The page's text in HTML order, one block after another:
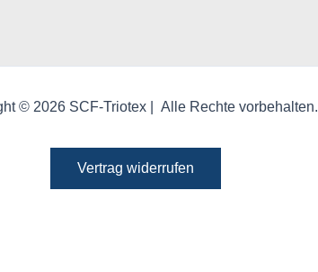
© 2026 SCF-Triotex | Alle Rechte vorbehalten.
Vertrag widerrufen